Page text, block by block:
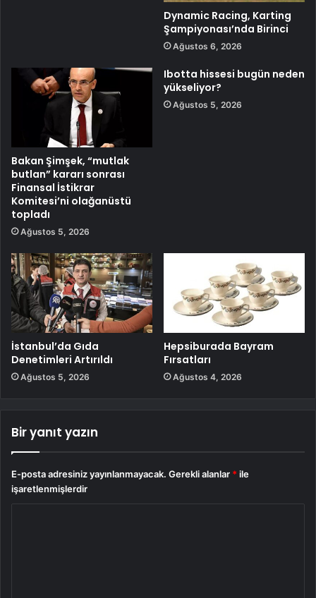
Dynamic Racing, Karting
Şampiyonası’nda Birinci
Ağustos 6, 2026
Bakan Şimşek, “mutlak
butlan” kararı sonrası
Finansal İstikrar
Komitesi’ni olağanüstü
topladı
Ağustos 5, 2026
Ibotta hissesi bugün neden
yükseliyor?
Ağustos 5, 2026
İstanbul’da Gıda
Denetimleri Artırıldı
Ağustos 5, 2026
Hepsiburada Bayram
Fırsatları
Ağustos 4, 2026
Bir yanıt yazın
E-posta adresiniz yayınlanmayacak. Gerekli alanlar * ile
işaretlenmişlerdir